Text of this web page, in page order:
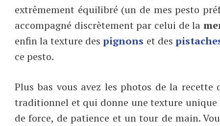
extrêmement équilibré (un de mes pesto
accompagné discrètement par celui de la
enfin la texture despignons et des
ce pesto.
Plus bas vous avez les photos de la recette
traditionnel et qui donne une texture
de force, de patience et un tour de main.